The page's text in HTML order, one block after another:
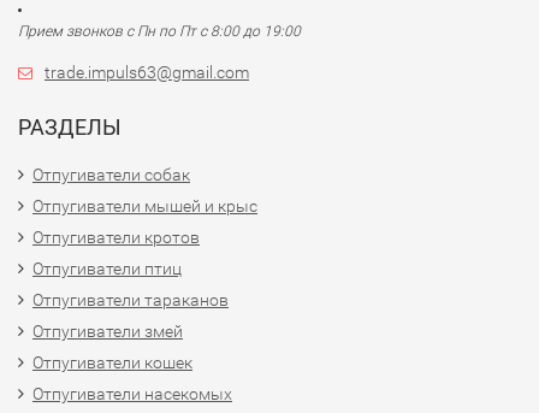
Прием звонков с Пн по Пт с 8:00 до 19:00
trade.impuls63@gmail.com
РАЗДЕЛЫ
Отпугиватели собак
Отпугиватели мышей и крыс
Отпугиватели кротов
Отпугиватели птиц
Отпугиватели тараканов
Отпугиватели змей
Отпугиватели кошек
Отпугиватели насекомых